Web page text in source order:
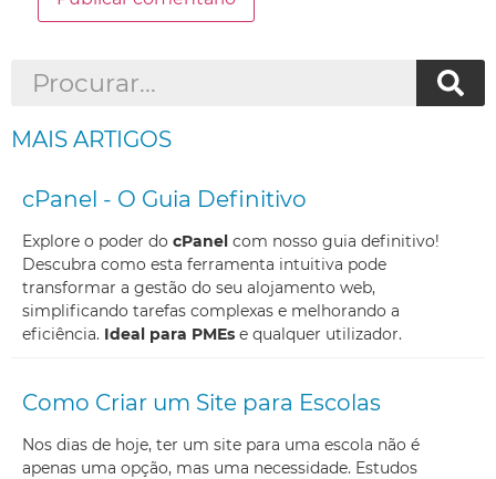
MAIS ARTIGOS
cPanel - O Guia Definitivo
Explore o poder do cPanel com nosso guia definitivo!
Descubra como esta ferramenta intuitiva pode
transformar a gestão do seu alojamento web,
simplificando tarefas complexas e melhorando a
eficiência. Ideal para PMEs e qualquer utilizador.
Como Criar um Site para Escolas
Nos dias de hoje, ter um site para uma escola não é
apenas uma opção, mas uma necessidade. Estudos